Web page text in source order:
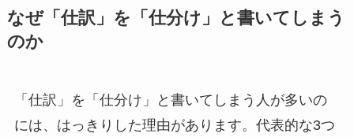
なぜ「仕訳」を「仕分け」と書いてしまう
のか
「仕訳」を「仕分け」と書いてしまう人が多いの
には、はっきりした理由があります。代表的な3つ